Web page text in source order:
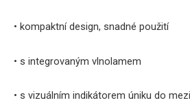
• kompaktní design, snadné použití
• s integrovaným vlnolamem
• s vizuálním indikátorem úniku do